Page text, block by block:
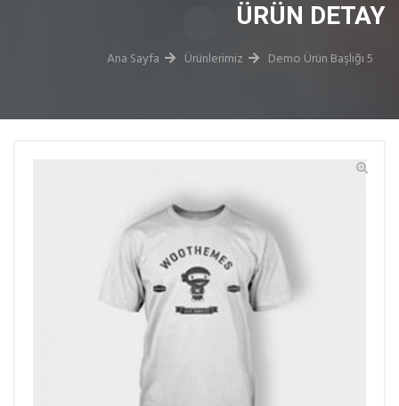
ÜRÜN DETAY
Ana Sayfa Ürünlerimiz Demo Ürün Başlığı 5